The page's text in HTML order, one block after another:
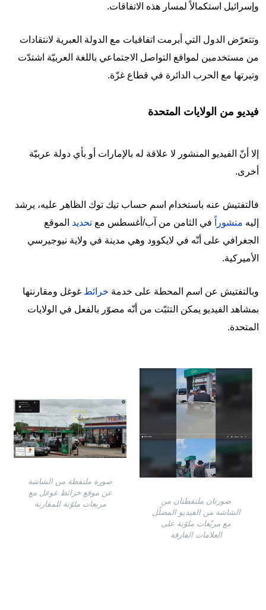
وإسرائيل استكمالاً لمسار هذه الاتفاقات.
وتتعرّض الدول التي أبرمت اتفاقيات مع الدولة العبرية لانتقادات
من مستخدمين لمواقع التواصل الاجتماعي باللغة العربيّة اشتدّت
وتيرتها مع الحرب الدائرة في قطاع غزّة.
فيديو من الولايات المتحدة
إلا أنّ الفيديو المنشور لا علاقة له بالإمارات أو بأي دولة عربيّة
أخرى.
فالتفتيش عنه باستخدام اسم حساب تيك توك الظاهر عليه، يرشد
إليه منشوراً في الثامن من آب/أغسطس مع تحديد الموقع
الجغرافي على أنّه في لايكوود وهي مدينة في ولاية نيوجيرسي
الأميركية.
وبالتفتيش عن اسم المحطة على خدمة خرائط غوغل ومقارنتها
بمشاهد الفيديو يمكن التثبّت من أنّه مصوّر بالفعل في الولايات
المتحدة.
Image
صورتان ملتقطتان من
الشاشة من الفيديو المضلّل
مع مربّعات ملوّنة على
العلامات الفارقة
Image
صورة ملتقطة من الشاشة
عن موقع خرائط غوغل مع
مربعات ملوّنة للمقارنة